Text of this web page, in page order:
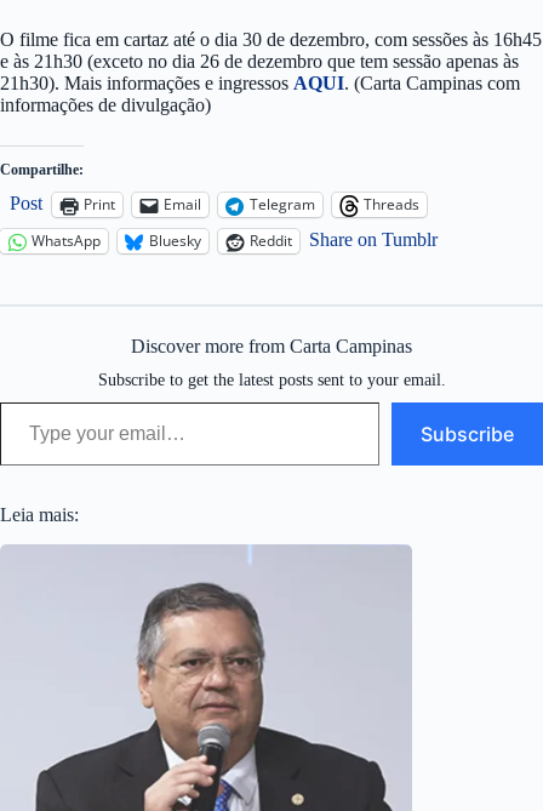
O filme fica em cartaz até o dia 30 de dezembro, com sessões às 16h45
e às 21h30 (exceto no dia 26 de dezembro que tem sessão apenas às
21h30). Mais informações e ingressos AQUI. (Carta Campinas com
informações de divulgação)
Compartilhe:
Post Print Email Telegram
Threads
WhatsApp
Bluesky Reddit Share on Tumblr
Discover more from Carta Campinas
Subscribe to get the latest posts sent to your email.
Type your email…
Subscribe
Leia mais: